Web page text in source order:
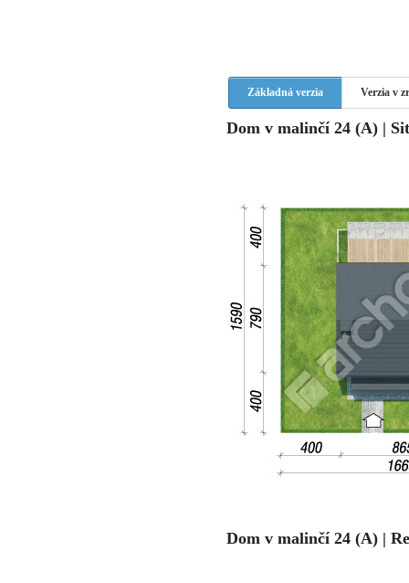
Základná verzia Verzia v
Dom v malinčí 24 (A) |
Dom v malinčí 24 (A) |